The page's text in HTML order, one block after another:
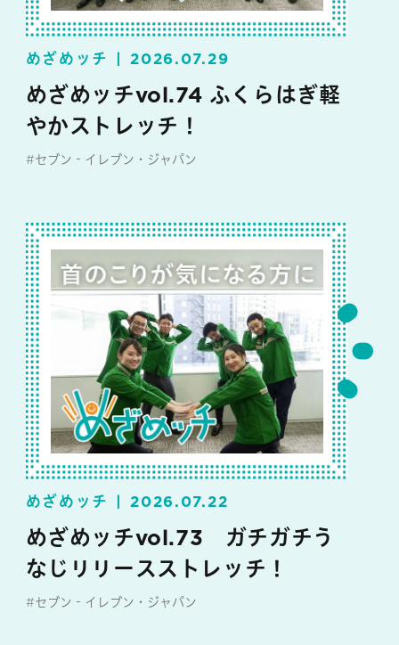
めざめッチ 2026.07.29
めざめッチvol.74 ふくらはぎ軽
やかストレッチ！
#セブン‐イレブン・ジャパン
めざめッチ 2026.07.22
めざめッチvol.73 ガチガチう
なじリリースストレッチ！
#セブン‐イレブン・ジャパン